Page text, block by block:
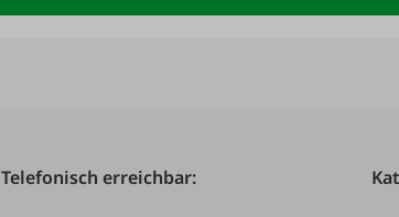
Telefonisch erreichbar: